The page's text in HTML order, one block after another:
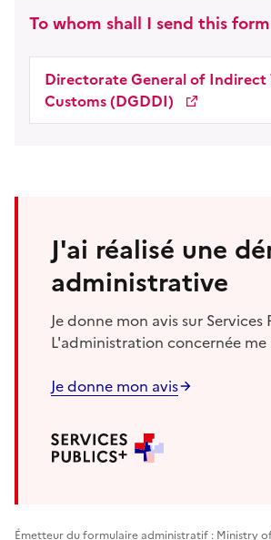
To whom shall I send this
Directorate General of Indirect
Customs (DGDDI)
J'ai réalisé une
administrative
Je donne mon avis sur Services
L'administration concernée
Je donne mon avis
Émetteur du formulaire administratif : Ministry